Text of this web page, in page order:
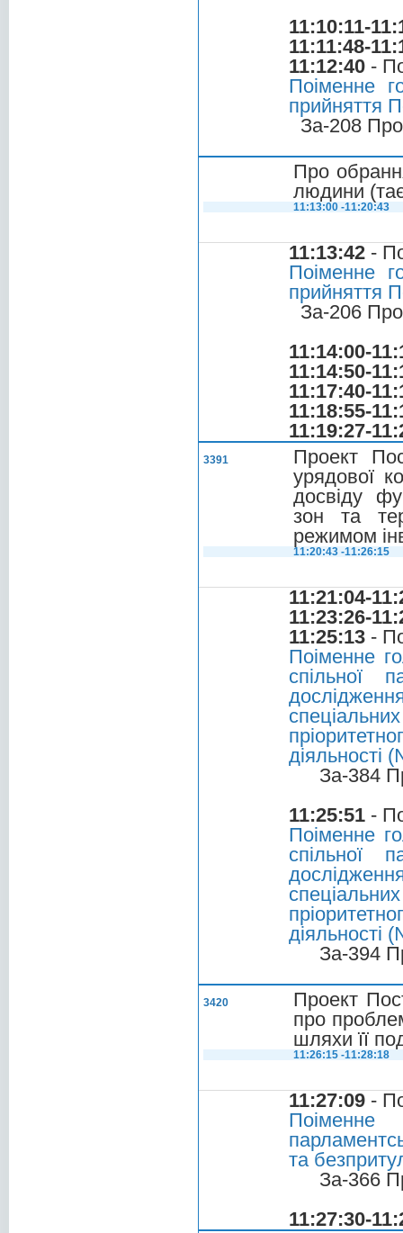
11:10:11-
11:11:48-
11:12:40 -
Поіменне
прийняття
За-208
Про
людини
11:13:00 -11:20:43
11:13:42 -
Поіменне
прийняття
За-206
11:14:00-
11:14:50-
11:17:40-
11:18:55-
11:19:27-
3391
Проект
урядової
досвіду
зон та
режимом
11:20:43 -11:26:15
11:21:04-
11:23:26-
11:25:13 -
Поіменне
спільної
діяльності
За-384
11:25:51 -
Поіменне
спільної
діяльності
За-394
3420
Проект
про
шляхи її
11:26:15 -11:28:18
11:27:09 -
та
За-366
11:27:30-